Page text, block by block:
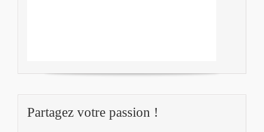
Partagez votre passion !